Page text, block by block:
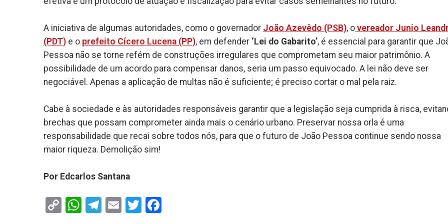
A iniciativa de algumas autoridades, como o governador João Azevêdo (PSB), o vereador Junio
(PDT) e o prefeito Cícero Lucena (PP), em defender ‘Lei do Gabarito’, é essencial para garantir que
Pessoa não se torne refém de construções irregulares que comprometam seu maior patrimônio. A
possibilidade de um acordo para compensar danos, seria um passo equivocado. A lei não deve ser
negociável. Apenas a aplicação de multas não é suficiente; é preciso cortar o mal pela raiz.
Cabe à sociedade e às autoridades responsáveis garantir que a legislação seja cumprida à risca,
brechas que possam comprometer ainda mais o cenário urbano. Preservar nossa orla é uma
responsabilidade que recai sobre todos nós, para que o futuro de João Pessoa continue sendo nossa
maior riqueza. Demolição sim!
Por Edcarlos Santana
CopyWhatsApp
Telegram
EmailTwitter